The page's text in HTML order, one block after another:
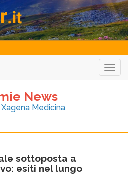
News
Medicina
sottoposta a
esiti nel lungo